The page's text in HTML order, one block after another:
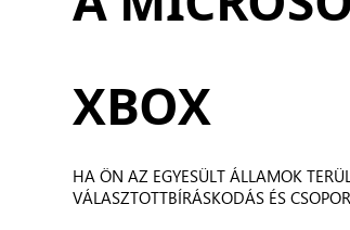
XBOX
HA ÖN AZ EGYESÜLT ÁLLAMOK
VÁLASZTOTTBÍRÁSKODÁS ÉS